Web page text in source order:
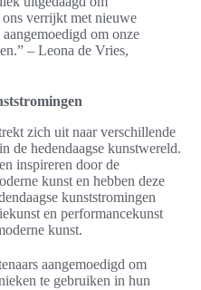
verrijkt met nieuwe
om onze
– Leona de Vries,
zich uit naar verschillende
de hedendaagse kunstwereld.
inspireren door de
kunst en hebben deze
kunststromingen
en performancekunst
kunst.
aangemoedigd om
te gebruiken in hun